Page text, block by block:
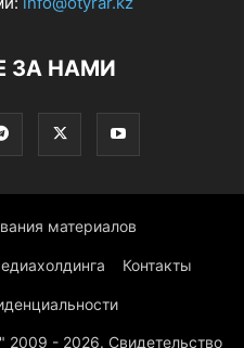
ЗА НАМИ
материалов
Контакты
2009 - 2026. Свидетельство